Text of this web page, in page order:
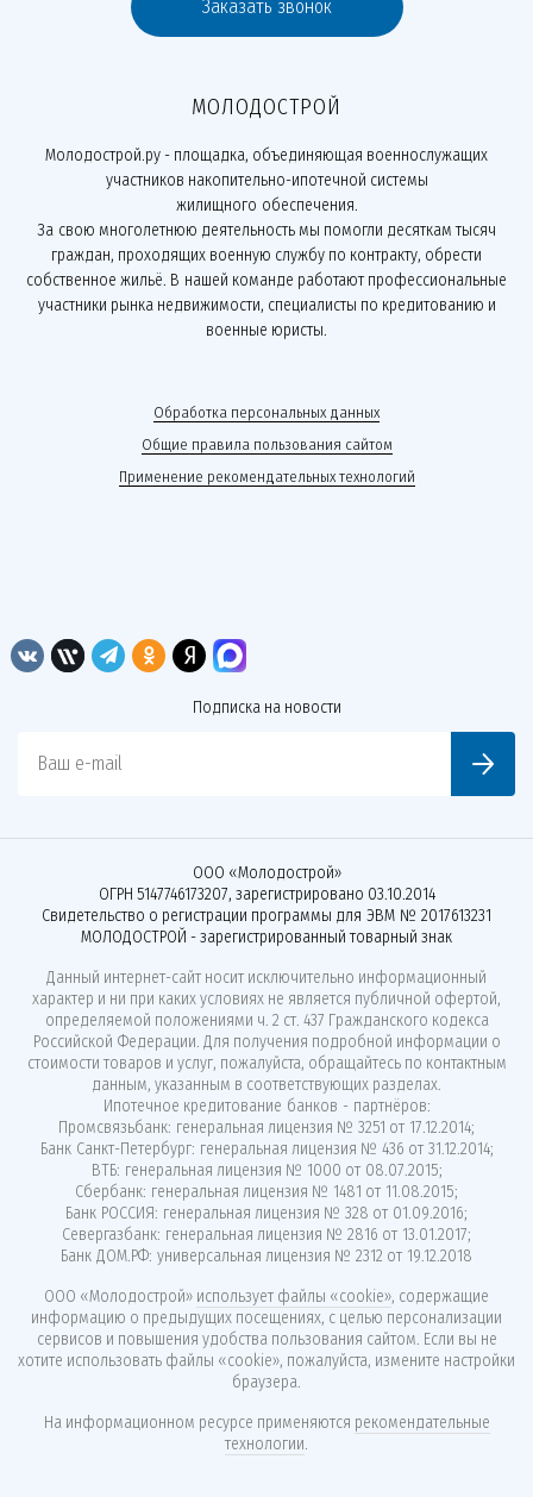
Заказать звонок
МОЛОДОСТРОЙ
Молодострой.ру - площадка, объединяющая военнослужащих
участников накопительно-ипотечной системы
жилищного обеспечения.
За свою многолетнюю деятельность мы помогли десяткам тысяч
граждан, проходящих военную службу по контракту, обрести
собственное жильё. В нашей команде работают профессиональные
участники рынка недвижимости, специалисты по кредитованию и
военные юристы.
Обработка персональных данных
Общие правила пользования сайтом
Применение рекомендательных технологий
Подписка на новости
Ваш e-mail
ООО «Молодострой»
ОГРН 5147746173207, зарегистрировано 03.10.2014
Свидетельство о регистрации программы для ЭВМ № 2017613231
МОЛОДОСТРОЙ - зарегистрированный товарный знак
Данный интернет-сайт носит исключительно информационный
характер и ни при каких условиях не является публичной офертой,
определяемой положениями ч. 2 ст. 437 Гражданского кодекса
Российской Федерации. Для получения подробной информации о
стоимости товаров и услуг, пожалуйста, обращайтесь по контактным
данным, указанным в соответствующих разделах.
Ипотечное кредитование банков - партнёров:
Промсвязьбанк: генеральная лицензия № 3251 от 17.12.2014;
Банк Санкт-Петербург: генеральная лицензия № 436 от 31.12.2014;
ВТБ: генеральная лицензия № 1000 от 08.07.2015;
Сбербанк: генеральная лицензия № 1481 от 11.08.2015;
Банк РОССИЯ: генеральная лицензия № 328 от 01.09.2016;
Севергазбанк: генеральная лицензия № 2816 от 13.01.2017;
Банк ДОМ.РФ: универсальная лицензия № 2312 от 19.12.2018
ООО «Молодострой» использует файлы «cookie», содержащие
информацию о предыдущих посещениях, с целью персонализации
сервисов и повышения удобства пользования сайтом. Если вы не
хотите использовать файлы «cookie», пожалуйста, измените настройки
браузера.
На информационном ресурсе применяются рекомендательные
технологии.